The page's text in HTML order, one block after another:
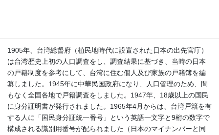
1905年、台湾総督府（植民地時代に設置された日本の出先官庁）
は台湾歴史上初の人口調査をし、調査結果に基づき、当時の日本
の戸籍制度を参考にして、台湾に住む個人及び家族の戸籍簿を編
纂しました。 1945年に中華民国政府になり、人口管理のため、間
もなく全国各地で戸籍調査をしました。1947年、18歳以上の国民
に身分証明書が発行されました。1965年4月からは、台湾戸籍を有
する人に「国民身分証統一番号」という英語一文字と9桁の数字で
構成される識別用番号が配られました（日本のマイナンバーと同